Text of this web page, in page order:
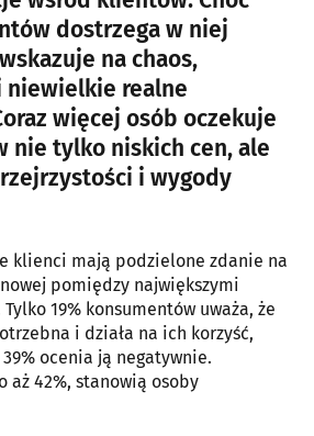
dostrzega w niej
na chaos,
niewielkie realne
więcej osób oczekuje
nie tylko niskich cen, ale
i wygody
klienci mają podzielone zdanie na
pomiędzy największymi
19% konsumentów uważa, że
i działa na ich korzyść,
ocenia ją negatywnie.
aż 42%, stanowią osoby